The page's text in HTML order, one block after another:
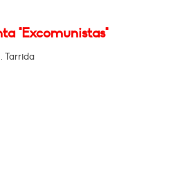
"Excomunistas"
Tarrida